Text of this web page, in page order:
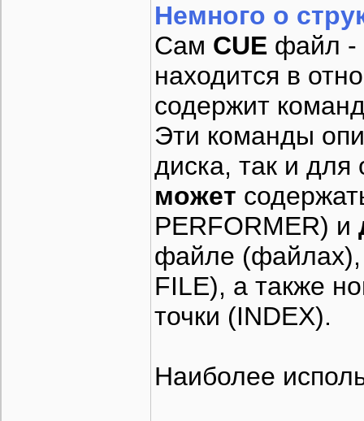
Немного о
Сам CUE файл -
находится в
содержит
Эти команды
диска, так и
может
PERFORMER) и
файле (файлах),
FILE), а также
точки (INDEX).
Наиболее